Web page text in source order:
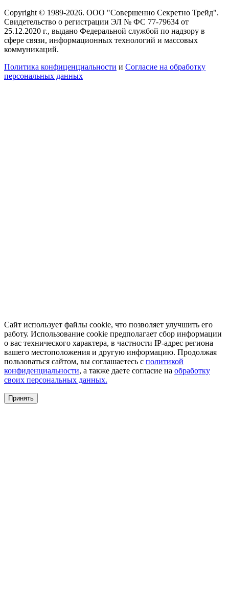
Copyright © 1989-2026. ООО "Совершенно Секретно Трейд".
Свидетельство о регистрации ЭЛ № ФС 77-79634 от
25.12.2020 г., выдано Федеральной службой по надзору в
сфере связи, информационных технологий и массовых
коммуникаций.
Политика конфиценциальности и Согласие на обработку
персональных данных
Сайт использует файлы cookie, что позволяет улучшить его
работу. Использование cookie предполагает сбор информации
о вас технического характера, в частности IP-адрес региона
вашего местоположения и другую информацию. Продолжая
пользоваться сайтом, вы соглашаетесь с политикой
конфиденциальности, а также даете согласие на обработку
своих персональных данных.
Принять